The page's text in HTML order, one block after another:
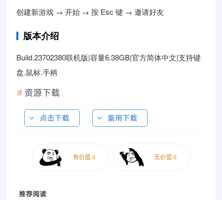
创建新游戏 → 开始 → 按 Esc 键 → 邀请好友
版本介绍
Build.23702380联机版|容量6.38GB|官方简体中文|支持键
盘.鼠标.手柄
资源下载
点击下载 备用下载
推荐阅读